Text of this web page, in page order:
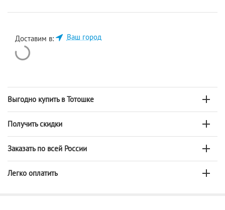
Доставим в: Ваш город
Выгодно купить в Тотошке
Получить скидки
Заказать по всей России
Легко оплатить